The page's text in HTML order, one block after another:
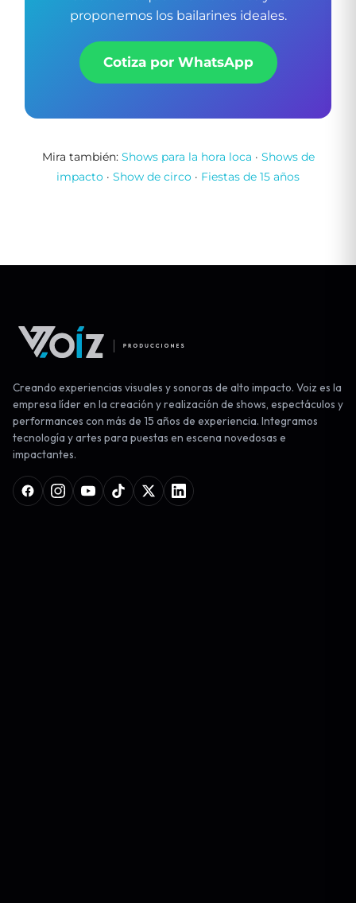
proponemos los bailarines ideales.
Cotiza por WhatsApp
Mira también: Shows para la hora loca · Shows de
impacto · Show de circo · Fiestas de 15 años
Creando experiencias visuales y sonoras de alto impacto. Voiz es la
empresa líder en la creación y realización de shows, espectáculos y
performances con más de 15 años de experiencia. Integramos
tecnología y artes para puestas en escena novedosas e
impactantes.